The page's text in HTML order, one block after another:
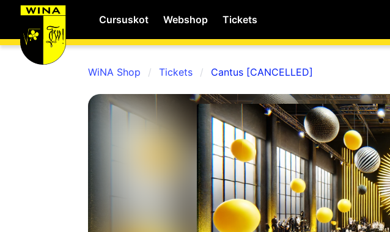
Cursuskot Webshop Tickets
WiNA MyWiNA
Home
Schachten
WiNA Shop Tickets Cantus [CANCELLED]